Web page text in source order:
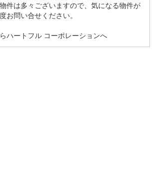
件は多々ございますので、気になる物件が
お問い合せください。
ハートフル コーポレーションへ